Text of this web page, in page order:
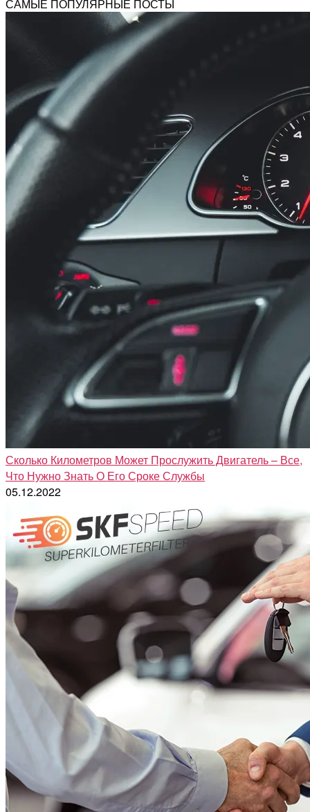
САМЫЕ ПОПУЛЯРНЫЕ ПОСТЫ
Сколько Километров Может Прослужить Двигатель – Все,
Что Нужно Знать О Его Сроке Службы
05.12.2022